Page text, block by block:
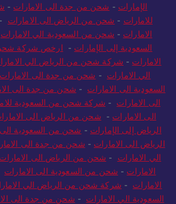
الإمارات - شحن من جدة الى الامارات -
للامارات - شحن من الرياض الى الامارات -
الامارات - شحن من السعودية الي الامارات
السعودية إلى الإمارات - ارخص شركة شحن
الامارات - شركة شحن من الرياض الي
الي الامارات - شحن من جدة الى الامارات
السعودية الى الامارات - شحن من جدة الى
الى الامارات - شركة شحن من السعودية
الى الامارات - شحن من الرياض الى
الرياض إلى الإمارات - شحن من السعودية الى
الرياض الى الامارات - شحن من جدة الى
الي الامارات - شحن من الرياض الى الامارات
الامارات - شحن من السعودية الى الامارات
الامارات - شركة شحن من الرياض الي
السعودية الي الامارات - شحن من جدة الى